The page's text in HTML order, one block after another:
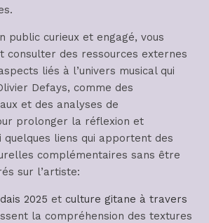
public curieux et engagé, vous
consulter des ressources externes
liés à l’univers musical qui
Defays, comme des
et des analyses de
prolonger la réflexion et
quelques liens qui apportent des
complémentaires sans être
sur l’artiste:
2025 et culture gitane à travers
la compréhension des textures